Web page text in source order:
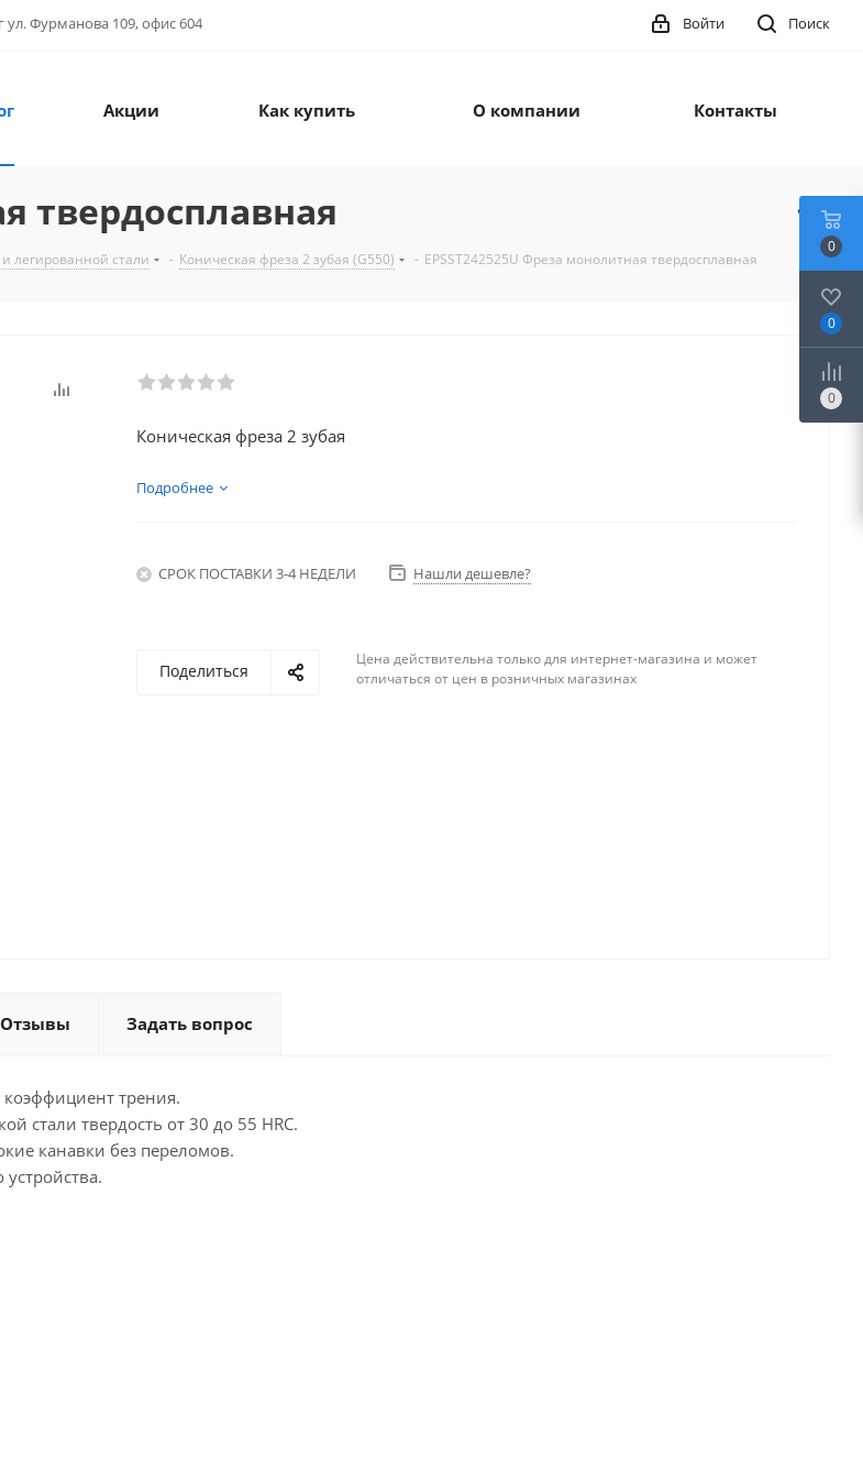
ул. Фурманова 109, офис 604 Поиск
Войти
Акции Как купить О компании Контакты
твердосплавная
легированной стали - Коническая фреза 2 зубая (G550) - EPSST242525U Фреза монолитная твердосплавная
Коническая фреза 2 зубая
Подробнее
СРОК ПОСТАВКИ 3-4 НЕДЕЛИ Нашли дешевле?
Поделиться
Цена действительна только для интернет-магазина и может
отличаться от цен в розничных магазинах
Отзывы Задать вопрос
коэффициент трения.
стали твердость от 30 до 55 HRC.
канавки без переломов.
0
0
0